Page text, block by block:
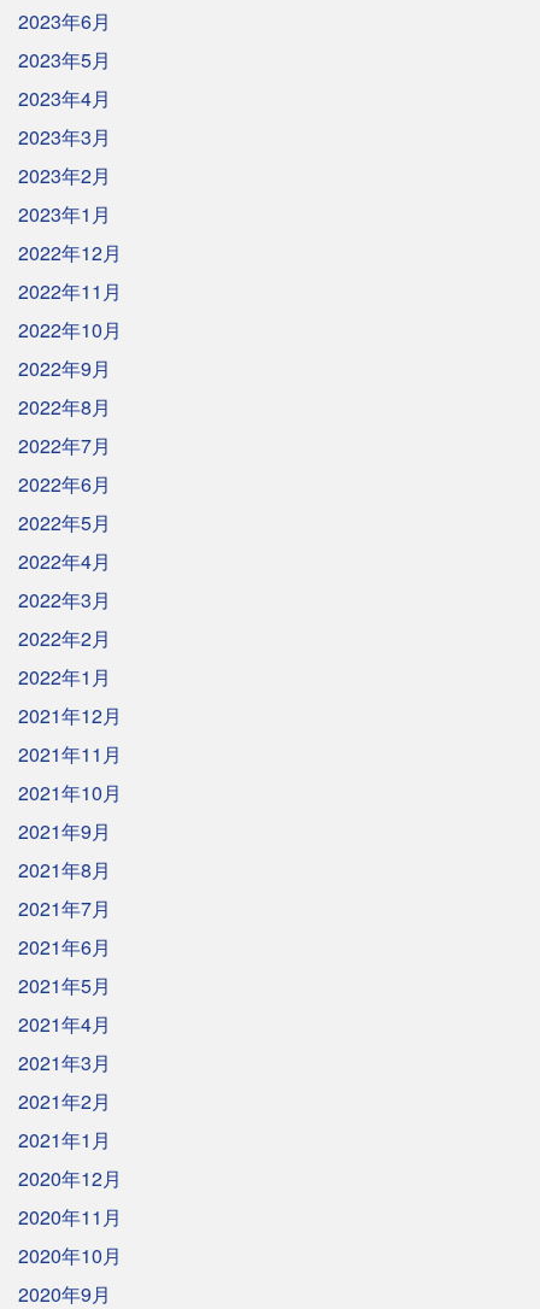
2023年6月
2023年5月
2023年4月
2023年3月
2023年2月
2023年1月
2022年12月
2022年11月
2022年10月
2022年9月
2022年8月
2022年7月
2022年6月
2022年5月
2022年4月
2022年3月
2022年2月
2022年1月
2021年12月
2021年11月
2021年10月
2021年9月
2021年8月
2021年7月
2021年6月
2021年5月
2021年4月
2021年3月
2021年2月
2021年1月
2020年12月
2020年11月
2020年10月
2020年9月